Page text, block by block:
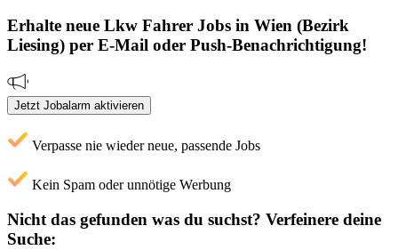
Erhalte neue Lkw Fahrer Jobs in Wien (Bezirk
Liesing) per E-Mail oder Push-Benachrichtigung!
Jetzt Jobalarm aktivieren
Verpasse nie wieder neue, passende Jobs
Kein Spam oder unnötige Werbung
Nicht das gefunden was du suchst? Verfeinere deine
Suche: